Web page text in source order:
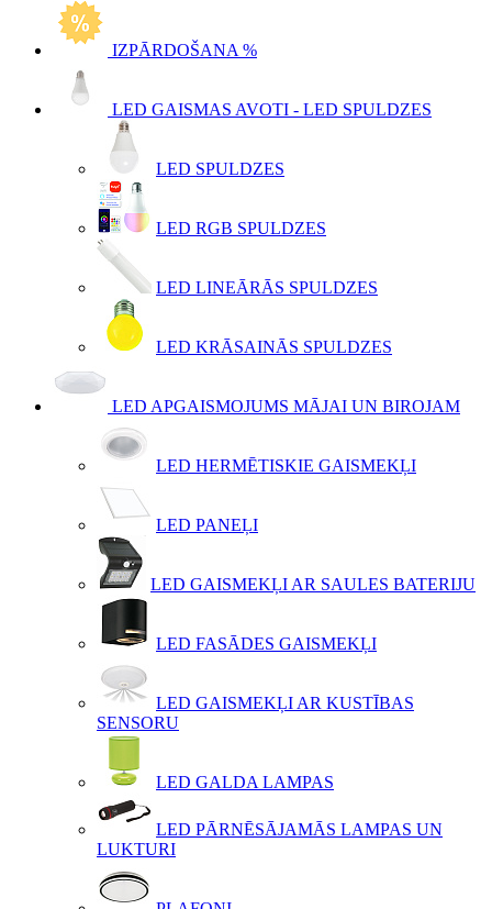
IZPĀRDOŠANA %
LED GAISMAS AVOTI - LED SPULDZES
LED SPULDZES
LED RGB SPULDZES
LED LINEĀRĀS SPULDZES
LED KRĀSAINĀS SPULDZES
LED APGAISMOJUMS MĀJAI UN BIROJAM
LED HERMĒTISKIE GAISMEKĻI
LED PANEĻI
LED GAISMEKĻI AR SAULES BATERIJU
LED FASĀDES GAISMEKĻI
LED GAISMEKĻI AR KUSTĪBAS
SENSORU
LED GALDA LAMPAS
LED PĀRNĒSĀJAMĀS LAMPAS UN
LUKTURI